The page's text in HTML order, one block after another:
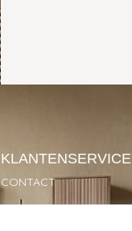
KLANTENSERVICE
CONTACT
GARANTIE